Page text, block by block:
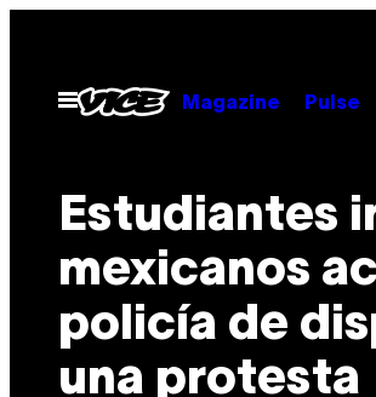
contenido
Abrir
Menú
Magazine Pulse
Estudiantes
mexicanos
policía de
una protesta